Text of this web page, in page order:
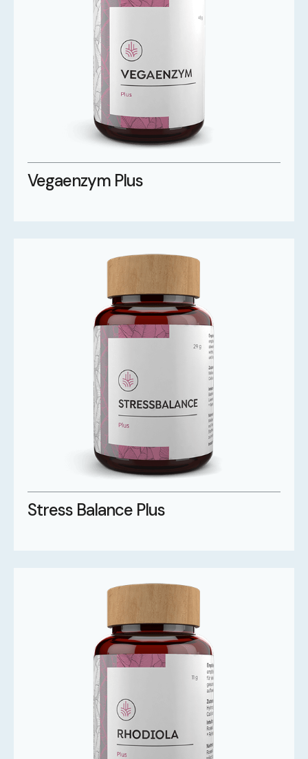
Vegaenzym Plus
Stress Balance Plus